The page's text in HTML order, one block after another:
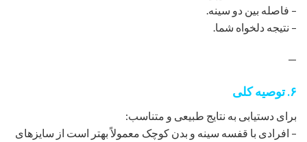
– فاصله بین دو سینه.
– نتیجه دلخواه شما.
—
۶. توصیه کلی
برای دستیابی به نتایج طبیعی و متناسب:
– افرادی با قفسه سینه و بدن کوچک معمولاً بهتر است از سایزهای